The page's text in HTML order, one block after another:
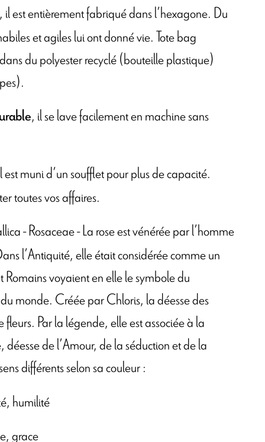
, il est entièrement fabriqué dans l’hexagone. Du
et agiles lui ont donné vie. Tote bag
du polyester recyclé (bouteille plastique)
, il se lave facilement en machine sans
est muni d’un soufflet pour plus de capacité.
toutes vos affaires.
- Rosaceae - La rose est vénérée par l’homme
l’Antiquité, elle était considérée comme un
voyaient en elle le symbole du
monde. Créée par Chloris, la déesse des
fleurs. Par la légende, elle est associée à la
déesse de l’Amour, de la séduction et de la
différents selon sa couleur :
humilité
grace